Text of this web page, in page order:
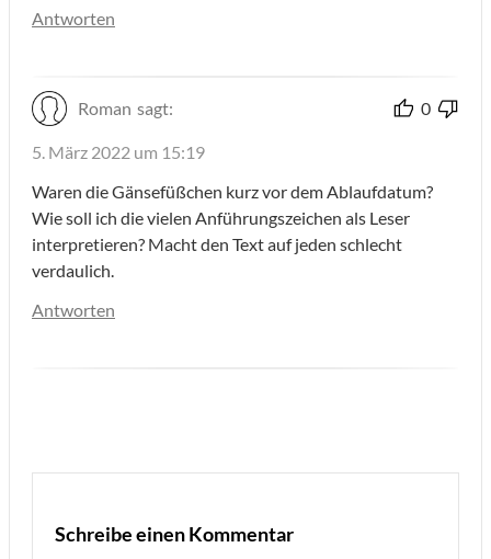
Antworten
Roman sagt: 0
5. März 2022 um 15:19
Waren die Gänsefüßchen kurz vor dem Ablaufdatum?
Wie soll ich die vielen Anführungszeichen als Leser
interpretieren? Macht den Text auf jeden schlecht
verdaulich.
Antworten
Schreibe einen Kommentar